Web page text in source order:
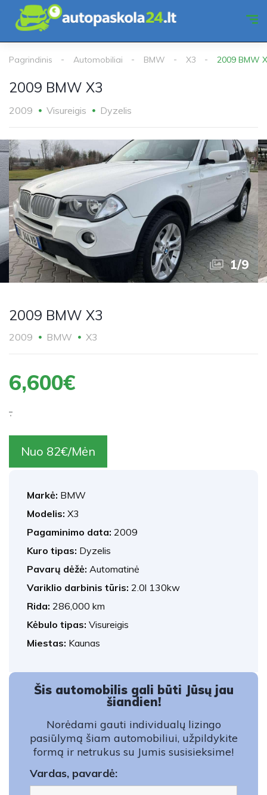
Pagrindinis Automobiliai BMW X3 2009 BMW
2009 BMW X3
2009 Visureigis Dyzelis
1/9
2009 BMW X3
2009 BMW X3
6,600€
.
Nuo 82€/Mėn
Markė: BMW
Modelis: X3
Pagaminimo data: 2009
Kuro tipas: Dyzelis
Pavarų dėžė: Automatinė
Variklio darbinis tūris: 2.0l 130kw
Rida: 286,000 km
Kėbulo tipas: Visureigis
Miestas: Kaunas
Šis automobilis gali būti Jūsų jau
šiandien!
Norėdami gauti individualų lizingo
pasiūlymą šiam automobiliui, užpildykite
formą ir netrukus su Jumis susisieksime!
Vardas, pavardė: